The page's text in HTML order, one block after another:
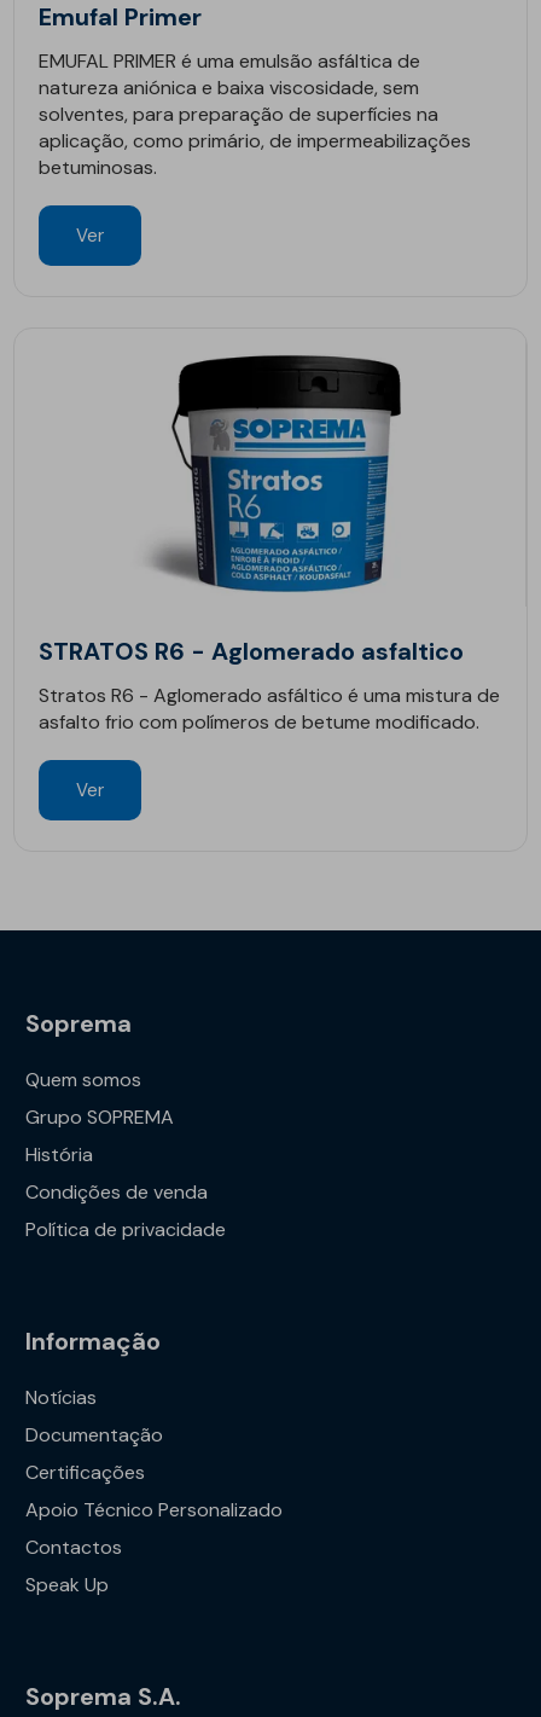
Emufal Primer
EMUFAL PRIMER é uma emulsão asfáltica de
natureza aniónica e baixa viscosidade, sem
solventes, para preparação de superfícies na
aplicação, como primário, de impermeabilizações
betuminosas.
Ver
STRATOS R6 - Aglomerado asfaltico
Stratos R6 - Aglomerado asfáltico é uma mistura de
asfalto frio com polímeros de betume modificado.
Ver
Soprema
Quem somos
Grupo SOPREMA
História
Condições de venda
Política de privacidade
Informação
Notícias
Documentação
Certificações
Apoio Técnico Personalizado
Contactos
Speak Up
Soprema S.A.